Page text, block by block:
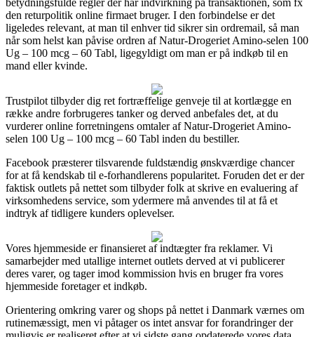
den returpolitik online firmaet bruger. I den forbindelse er det
ligeledes relevant, at man til enhver tid sikrer sin ordremail, så man
når som helst kan påvise ordren af Natur-Drogeriet Amino-selen 100
Ug – 100 mcg – 60 Tabl, ligegyldigt om man er på indkøb til en
mand eller kvinde.
Trustpilot tilbyder dig ret fortræffelige genveje til at kortlægge en
række andre forbrugeres tanker og derved anbefales det, at du
vurderer online forretningens omtaler af Natur-Drogeriet Amino-
selen 100 Ug – 100 mcg – 60 Tabl inden du bestiller.
Facebook præsterer tilsvarende fuldstændig ønskværdige chancer
for at få kendskab til e-forhandlerens popularitet. Foruden det er der
faktisk outlets på nettet som tilbyder folk at skrive en evaluering af
virksomhedens service, som ydermere må anvendes til at få et
indtryk af tidligere kunders oplevelser.
Vores hjemmeside er finansieret af indtægter fra reklamer. Vi
samarbejder med utallige internet outlets derved at vi publicerer
deres varer, og tager imod kommission hvis en bruger fra vores
hjemmeside foretager et indkøb.
Orientering omkring varer og shops på nettet i Danmark værnes om
rutinemæssigt, men vi påtager os intet ansvar for forandringer der